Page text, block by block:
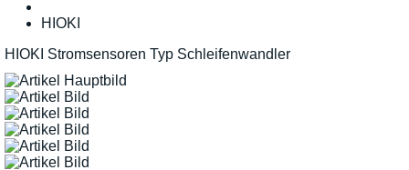
HIOKI
HIOKI Stromsensoren Typ Schleifenwandler